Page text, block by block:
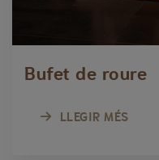
Bufet de roure
LLEGIR MÉS